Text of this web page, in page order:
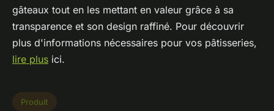
gâteaux tout en les mettant en valeur grâce à sa
transparence et son design raffiné. Pour découvrir
plus d'informations nécessaires pour vos pâtisseries,
lire plus ici.
Produit